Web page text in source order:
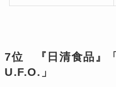
7位 『日清食品』
U.F.O.」